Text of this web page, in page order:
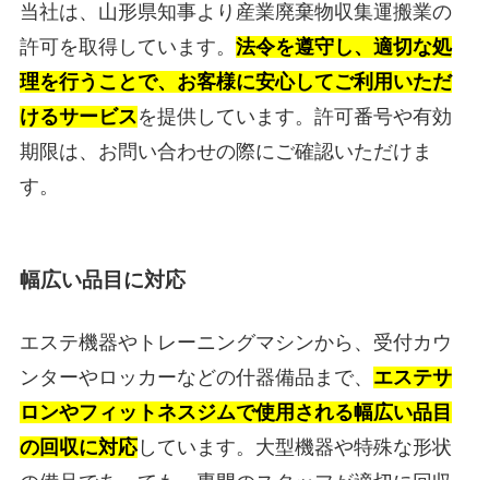
当社は、山形県知事より産業廃棄物収集運搬業の
許可を取得しています。 法令を遵守し、適切な処
理を行うことで、お客様に安心してご利用いただ
けるサービスを提供しています。許可番号や有効
期限は、お問い合わせの際にご確認いただけま
す。
幅広い品目に対応
エステ機器やトレーニングマシンから、受付カウ
ンターやロッカーなどの什器備品まで、 エステサ
ロンやフィットネスジムで使用される幅広い品目
の回収に対応しています。大型機器や特殊な形状